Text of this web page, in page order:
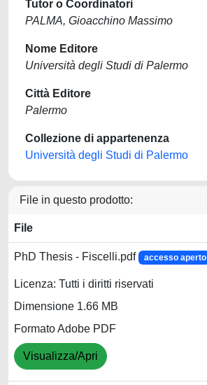
Tutor o Coordinatori
PALMA, Gioacchino Massimo
Nome Editore
Università degli Studi di Palermo
Città Editore
Palermo
Collezione di appartenenza
Università degli Studi di Palermo
File in questo prodotto:
File
PhD Thesis - Fiscelli.pdf accesso aperto
Licenza: Tutti i diritti riservati
Dimensione 1.66 MB
Formato Adobe PDF
Visualizza/Apri